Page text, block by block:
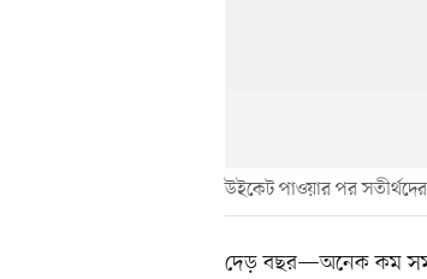
উইকেট পাওয়ার পর
দেড় বছর—অনেক কম সময়।